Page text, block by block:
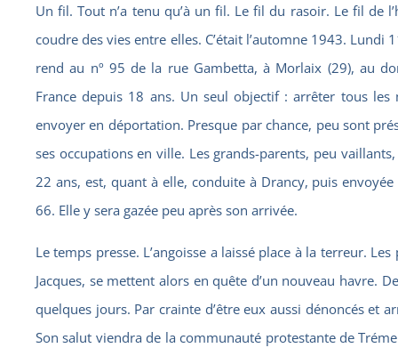
Un fil. Tout n’a tenu qu’à un fil. Le fil du rasoir. Le fil de
coudre des vies entre elles. C’était l’automne 1943. Lundi
rend au nº 95 de la rue Gambetta, à Morlaix (29), au
France depuis 18 ans. Un seul objectif : arrêter tous
envoyer en déportation. Presque par chance, peu sont
ses occupations en ville. Les grands-parents, peu
22 ans, est, quant à elle, conduite à Drancy, puis
66. Elle y sera gazée peu après son arrivée.
Le temps presse. L’angoisse a laissé place à la terreur.
Jacques, se mettent alors en quête d’un nouveau havre.
quelques jours. Par crainte d’être eux aussi dénoncés et
Son salut viendra de la communauté protestante de